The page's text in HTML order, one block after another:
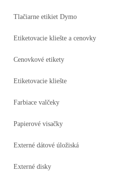
Tlačiarne etikiet Dymo
Etiketovacie kliešte a cenovky
Cenovkové etikety
Etiketovacie kliešte
Farbiace valčeky
Papierové visačky
Externé dátové úložiská
Externé disky